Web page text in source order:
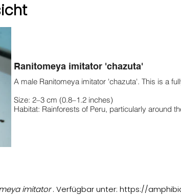
Ranitomeya imitator 'chazuta'
A male Ranitomeya imitator 'chazuta'. This is a
Size: 2–3 cm (0.8–1.2 inches)
Habitat: Rainforests of Peru, particularly around
imitator. Verfügbar unter: https://